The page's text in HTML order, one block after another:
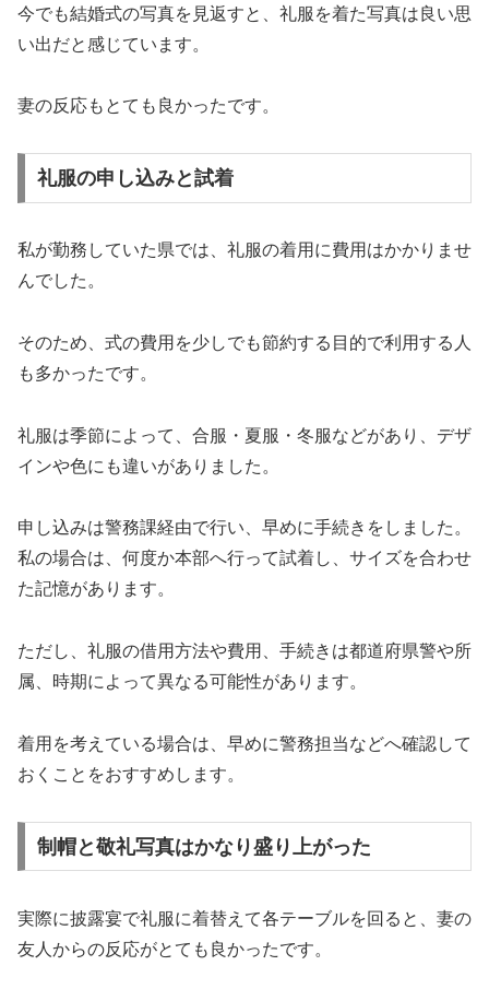
今でも結婚式の写真を見返すと、礼服を着た写真は良い思
い出だと感じています。
妻の反応もとても良かったです。
礼服の申し込みと試着
私が勤務していた県では、礼服の着用に費用はかかりませ
んでした。
そのため、式の費用を少しでも節約する目的で利用する人
も多かったです。
礼服は季節によって、合服・夏服・冬服などがあり、デザ
インや色にも違いがありました。
申し込みは警務課経由で行い、早めに手続きをしました。
私の場合は、何度か本部へ行って試着し、サイズを合わせ
た記憶があります。
ただし、礼服の借用方法や費用、手続きは都道府県警や所
属、時期によって異なる可能性があります。
着用を考えている場合は、早めに警務担当などへ確認して
おくことをおすすめします。
制帽と敬礼写真はかなり盛り上がった
実際に披露宴で礼服に着替えて各テーブルを回ると、妻の
友人からの反応がとても良かったです。